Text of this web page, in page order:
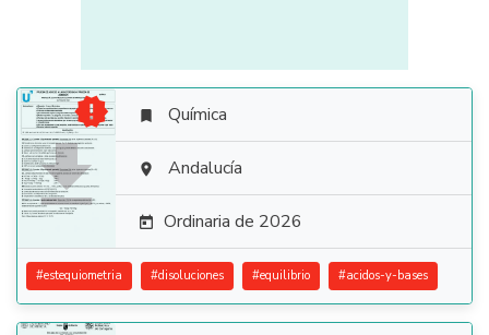

  Química
 Andalucía
 Ordinaria de 2026
#estequiometria #disoluciones #equilibrio #acidos-y-bases